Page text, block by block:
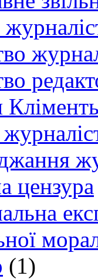
цензура
(1)